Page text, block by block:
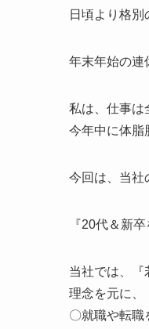
日頃より格別
年末年始の連
私は、仕事は
今年中に体脂
今回は、当社
『20代＆新
当社では、『
理念を元に、
〇就職や転職